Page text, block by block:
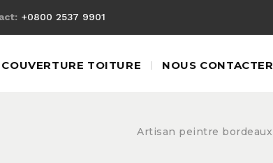
+0800 2537 9901
COUVERTURE TOITURE NOUS CONTACTER
Artisan peintre bordeaux